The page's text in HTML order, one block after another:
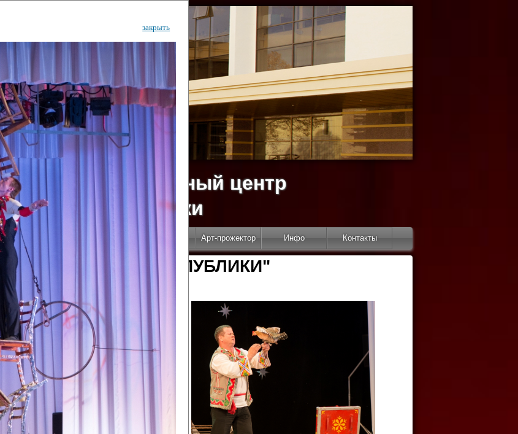
культурный центр
Дворец Республики
Новости Арт-прожектор Инфо Контакты
ГКЦ "ДВОРЕЦ РЕСПУБЛИКИ"
закрыть
фестиваля
"Созвездие
«Ровесник» Дом культуры с.
Рогожинер Светлана Георгиевна
«Шари-вари» МУ «Культурно-